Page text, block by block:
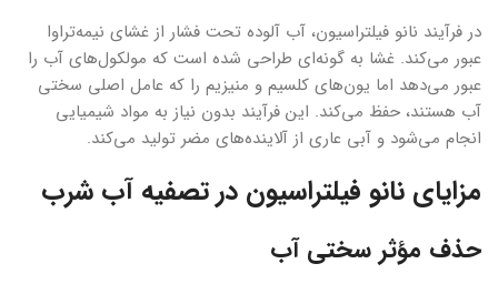
در فرآیند نانو فیلتراسیون، آب آلوده تحت فشار از غشای نیمه‌تراوا
عبور می‌کند. غشا به گونه‌ای طراحی شده است که مولکول‌های آب را
عبور می‌دهد اما یون‌های کلسیم و منیزیم را که عامل اصلی سختی
آب هستند، حفظ می‌کند. این فرآیند بدون نیاز به مواد شیمیایی
انجام می‌شود و آبی عاری از آلاینده‌های مضر تولید می‌کند.
مزایای نانو فیلتراسیون در تصفیه آب شرب
حذف مؤثر سختی آب